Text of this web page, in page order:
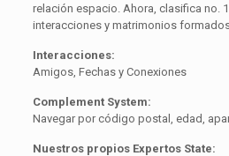
relación espacio. Ahora, clasifica no.
interacciones y matrimonios
Interacciones:
Amigos, Fechas y Conexiones
Complement System:
Navegar por código postal, edad,
Nuestros propios Expertos State: